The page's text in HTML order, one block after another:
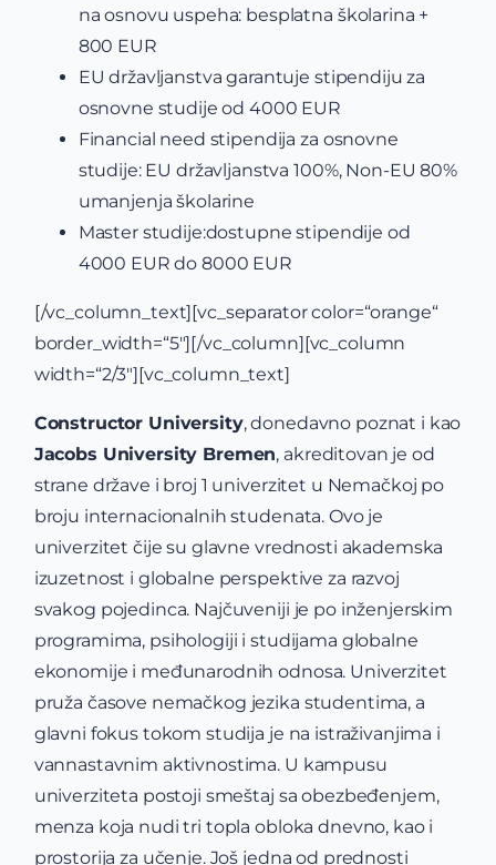
na osnovu uspeha: besplatna školarina +
800 EUR
EU državljanstva garantuje stipendiju za
osnovne studije od 4000 EUR
Financial need stipendija za osnovne
studije: EU državljanstva 100%, Non-EU 80%
umanjenja školarine
Master studije:dostupne stipendije od
4000 EUR do 8000 EUR
[/vc_column_text][vc_separator color=“orange“
border_width=“5″][/vc_column][vc_column
width=“2/3″][vc_column_text]
Constructor University, donedavno poznat i kao
Jacobs University Bremen, akreditovan je od
strane države i broj 1 univerzitet u Nemačkoj po
broju internacionalnih studenata. Ovo je
univerzitet čije su glavne vrednosti akademska
izuzetnost i globalne perspektive za razvoj
svakog pojedinca. Najčuveniji je po inženjerskim
programima, psihologiji i studijama globalne
ekonomije i međunarodnih odnosa. Univerzitet
pruža časove nemačkog jezika studentima, a
glavni fokus tokom studija je na istraživanjima i
vannastavnim aktivnostima. U kampusu
univerziteta postoji smeštaj sa obezbeđenjem,
menza koja nudi tri topla obloka dnevno, kao i
prostorija za učenje. Još jedna od prednosti